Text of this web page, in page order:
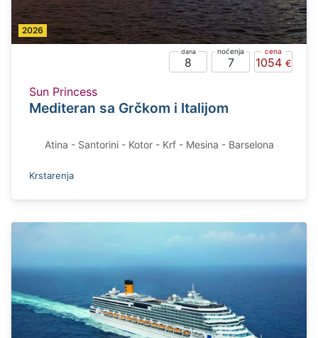
2026
8 7 1054
Sun Princess
Mediteran sa Grčkom i Italijom
Atina - Santorini - Kotor - Krf - Mesina - Barselona
Krstarenja